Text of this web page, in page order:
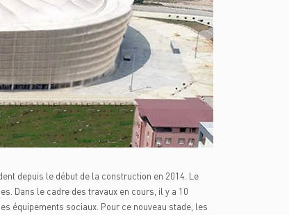
depuis le début de la construction en 2014. Le
Dans le cadre des travaux en cours, il y a 10
équipements sociaux. Pour ce nouveau stade, les